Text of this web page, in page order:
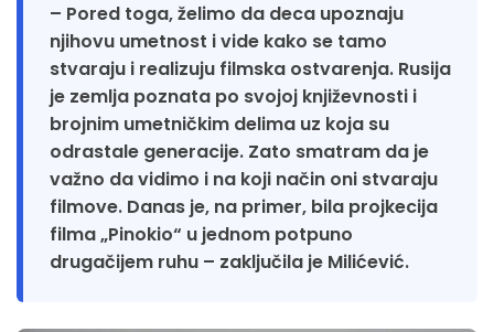
– Pored toga, želimo da deca upoznaju
njihovu umetnost i vide kako se tamo
stvaraju i realizuju filmska ostvarenja. Rusija
je zemlja poznata po svojoj književnosti i
brojnim umetničkim delima uz koja su
odrastale generacije. Zato smatram da je
važno da vidimo i na koji način oni stvaraju
filmove. Danas je, na primer, bila projkecija
filma „Pinokio“ u jednom potpuno
drugačijem ruhu – zaključila je Milićević.